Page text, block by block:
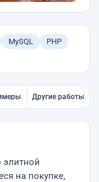
MySQL
PHP
Другие работы
элитной
на покупке,